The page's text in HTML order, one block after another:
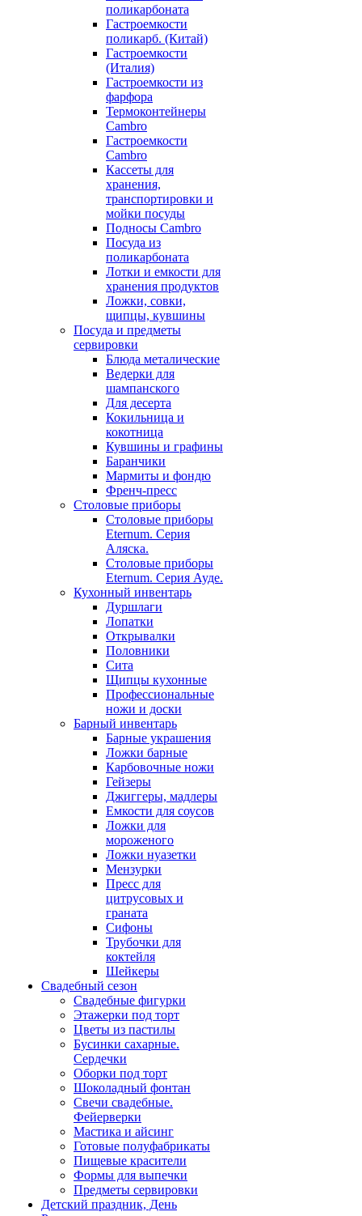
поликарбоната
Гастроемкости
поликарб. (Китай)
Гастроемкости
(Италия)
Гастроемкости из
фарфора
Термоконтейнеры
Cambro
Гастроемкости
Cambro
Кассеты для
хранения,
транспортировки и
мойки посуды
Подносы Cambro
Посуда из
поликарбоната
Лотки и емкости для
хранения продуктов
Ложки, совки,
щипцы, кувшины
Посуда и предметы
сервировки
Блюда металические
Ведерки для
шампанского
Для десерта
Кокильница и
кокотница
Кувшины и графины
Баранчики
Мармиты и фондю
Френч-пресс
Столовые приборы
Столовые приборы
Eternum. Серия
Аляска.
Столовые приборы
Eternum. Серия Ауде.
Кухонный инвентарь
Дуршлаги
Лопатки
Открывалки
Половники
Сита
Щипцы кухонные
Профессиональные
ножи и доски
Барный инвентарь
Барные украшения
Ложки барные
Карбовочные ножи
Гейзеры
Джиггеры, мадлеры
Емкости для соусов
Ложки для
мороженого
Ложки нуазетки
Мензурки
Пресс для
цитрусовых и
граната
Сифоны
Трубочки для
коктейля
Шейкеры
Свадебный сезон
Свадебные фигурки
Этажерки под торт
Цветы из пастилы
Бусинки сахарные.
Сердечки
Оборки под торт
Шоколадный фонтан
Свечи свадебные.
Фейерверки
Мастика и айсинг
Готовые полуфабрикаты
Пищевые красители
Формы для выпечки
Предметы сервировки
Детский праздник, День